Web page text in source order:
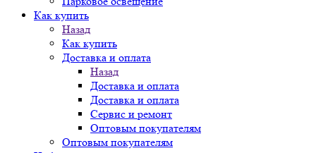
Как купить
Назад
Как купить
Доставка и оплата
Назад
Доставка и оплата
Доставка и оплата
Сервис и ремонт
Оптовым покупателям
Оптовым покупателям